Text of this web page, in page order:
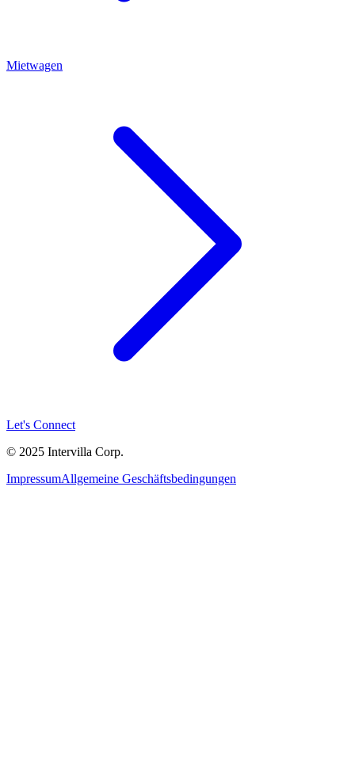
Mietwagen
Let's Connect
© 2025 Intervilla Corp.
ImpressumAllgemeine Geschäftsbedingungen